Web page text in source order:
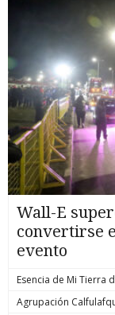
Wall-E
convertirse
evento
Esencia de Mi Tierra
Agrupación